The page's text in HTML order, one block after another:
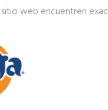
sitio web encuentren